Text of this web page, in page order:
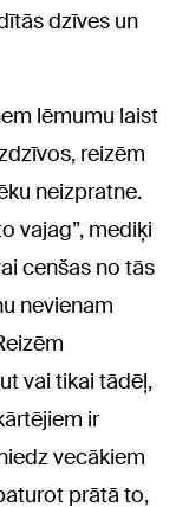
dzīves un
lēmumu laist
reizēm
neizpratne.
vajag”, mediķi
cenšas no tās
nevienam
vai tikai tādēļ,
ir
vecākiem
prātā to,